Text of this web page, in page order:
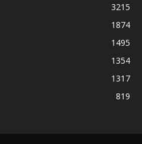
3215
1874
1495
1354
1317
819